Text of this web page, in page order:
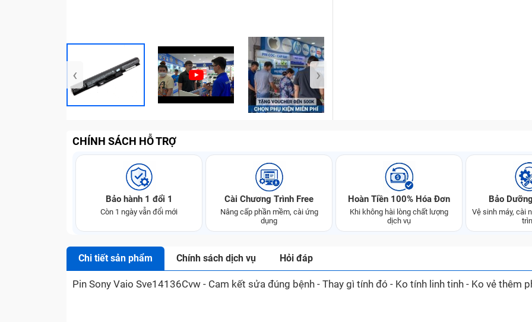
‹ ›
CHÍNH SÁCH HỖ TRỢ
Bảo hành 1 đổi 1
Còn 1 ngày vẫn đổi mới
Cài Chương Trình Free
Nâng cấp phần mềm, cài ứng
dụng
Hoàn Tiền 100% Hóa Đơn
Khi không hài lòng chất lượng
dịch vụ
Bảo
Vệ sinh máy, cài
Chi tiết sản phẩm Chính sách dịch vụ Hỏi đáp
Pin Sony Vaio Sve14136Cvw - Cam kết sửa đúng bệnh - Thay gì tính đó - Ko tính linh tinh - Ko vẻ thêm